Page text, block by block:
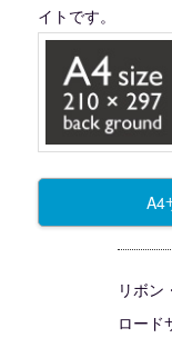
イトです。
A4
リボン
ロード